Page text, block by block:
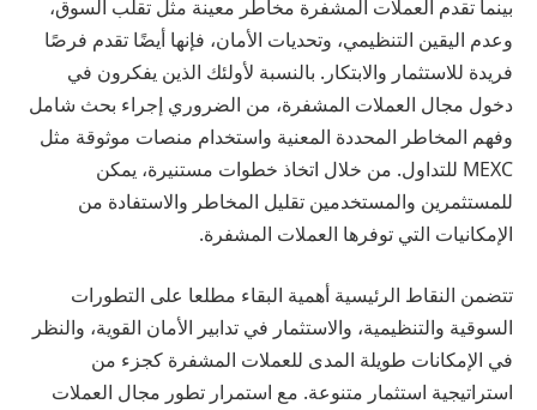
بينما تقدم العملات المشفرة مخاطر معينة مثل تقلب السوق،
وعدم اليقين التنظيمي، وتحديات الأمان، فإنها أيضًا تقدم فرصًا
فريدة للاستثمار والابتكار. بالنسبة لأولئك الذين يفكرون في
دخول مجال العملات المشفرة، من الضروري إجراء بحث شامل
وفهم المخاطر المحددة المعنية واستخدام منصات موثوقة مثل
MEXC للتداول. من خلال اتخاذ خطوات مستنيرة، يمكن
للمستثمرين والمستخدمين تقليل المخاطر والاستفادة من
الإمكانيات التي توفرها العملات المشفرة.
تتضمن النقاط الرئيسية أهمية البقاء مطلعا على التطورات
السوقية والتنظيمية، والاستثمار في تدابير الأمان القوية، والنظر
في الإمكانات طويلة المدى للعملات المشفرة كجزء من
استراتيجية استثمار متنوعة. مع استمرار تطور مجال العملات